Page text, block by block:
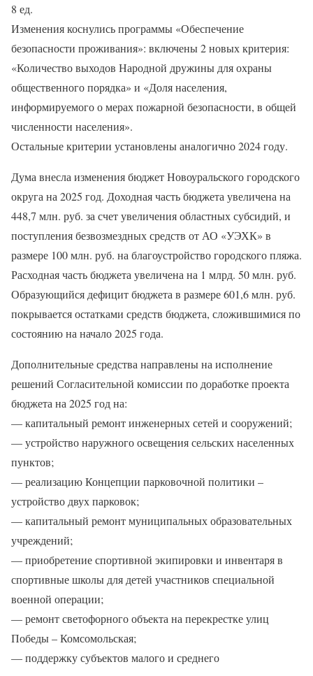
8 ед.
Изменения коснулись программы «Обеспечение
безопасности проживания»: включены 2 новых критерия:
«Количество выходов Народной дружины для охраны
общественного порядка» и «Доля населения,
информируемого о мерах пожарной безопасности, в общей
численности населения».
Остальные критерии установлены аналогично 2024 году.
Дума внесла изменения бюджет Новоуральского городского
округа на 2025 год. Доходная часть бюджета увеличена на
448,7 млн. руб. за счет увеличения областных субсидий, и
поступления безвозмездных средств от АО «УЭХК» в
размере 100 млн. руб. на благоустройство городского пляжа.
Расходная часть бюджета увеличена на 1 млрд. 50 млн. руб.
Образующийся дефицит бюджета в размере 601,6 млн. руб.
покрывается остатками средств бюджета, сложившимися по
состоянию на начало 2025 года.
Дополнительные средства направлены на исполнение
решений Согласительной комиссии по доработке проекта
бюджета на 2025 год на:
— капитальный ремонт инженерных сетей и сооружений;
— устройство наружного освещения сельских населенных
пунктов;
— реализацию Концепции парковочной политики –
устройство двух парковок;
— капитальный ремонт муниципальных образовательных
учреждений;
— приобретение спортивной экипировки и инвентаря в
спортивные школы для детей участников специальной
военной операции;
— ремонт светофорного объекта на перекрестке улиц
Победы – Комсомольская;
— поддержку субъектов малого и среднего